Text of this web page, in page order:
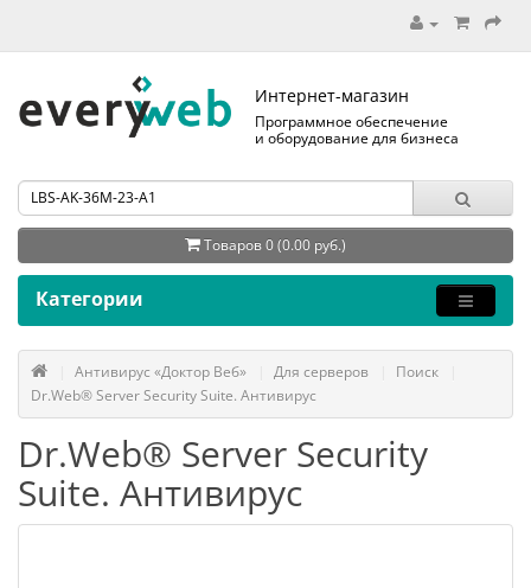
Интернет-магазин
Программное обеспечение
и оборудование для бизнеса
Товаров 0 (0.00 руб.)
Категории
Антивирус «Доктор Веб» Для серверов
Поиск
Dr.Web® Server Security Suite. Антивирус
Dr.Web® Server Security
Suite. Антивирус